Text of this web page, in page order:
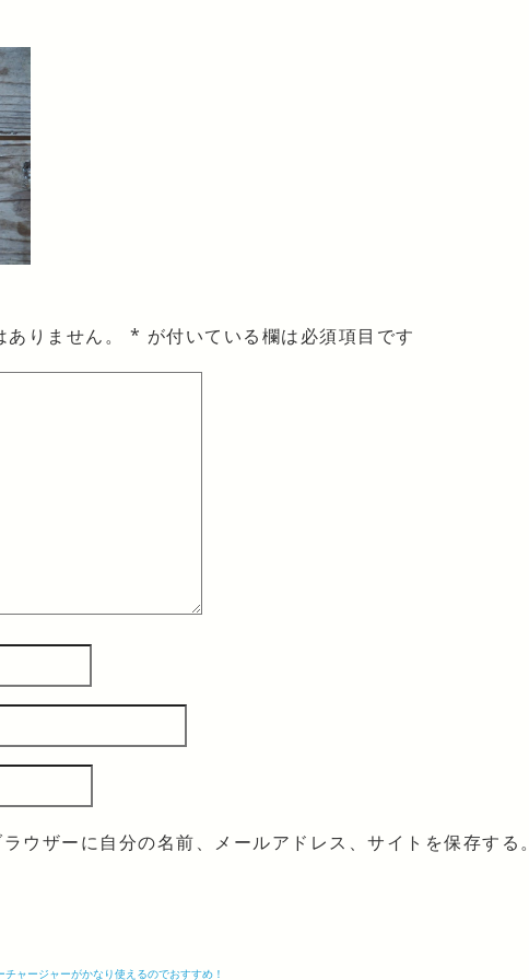
りません。 * が付いている欄は必須項目です
ウザーに自分の名前、メールアドレス、サイトを保存する。
ャージャーがかなり使えるのでおすすめ！